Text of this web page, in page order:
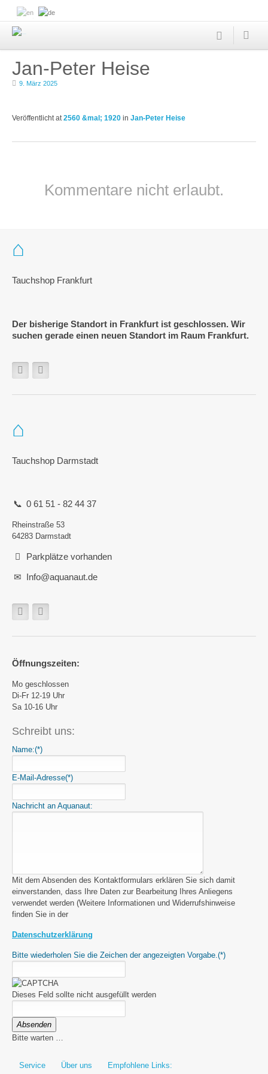
Jan-Peter Heise
9. März 2025
Veröffentlichtat2560 &mal; 1920 in Jan-Peter Heise
Kommentare nicht erlaubt.
Tauchshop Frankfurt
Der bisherige Standort in Frankfurt ist geschlossen. Wir
suchen gerade einen neuen Standort im Raum Frankfurt.
Tauchshop Darmstadt
0 61 51 - 82 44 37
Rheinstraße 53
64283 Darmstadt
Parkplätze vorhanden
Info@aquanaut.de
Öffnungszeiten:
Mo geschlossen
Di-Fr 12-19 Uhr
Sa 10-16 Uhr
Schreibt uns:
Name:(*)
E-Mail-Adresse(*)
Nachricht an Aquanaut:
Mit dem Absenden des Kontaktformulars erklären Sie sich damit
einverstanden, dass Ihre Daten zur Bearbeitung Ihres Anliegens
verwendet werden (Weitere Informationen und Widerrufshinweise
finden Sie in der
Datenschutzerklärung
Bitte wiederholen Sie die Zeichen der angezeigten Vorgabe. (*)
Dieses Feld sollte nicht ausgefüllt werden
Absenden
Bitte warten …
Service Über uns Empfohlene Links: